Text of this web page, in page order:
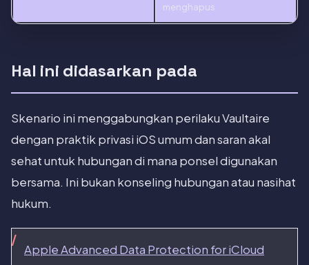
menghapus
Hal ini didasarkan pada
Skenario ini menggabungkan perilaku Vaultaire
dengan praktik privasi iOS umum dan saran akal
sehat untuk hubungan di mana ponsel digunakan
bersama. Ini bukan konseling hubungan atau nasihat
hukum.
Apple Advanced Data Protection for iCloud